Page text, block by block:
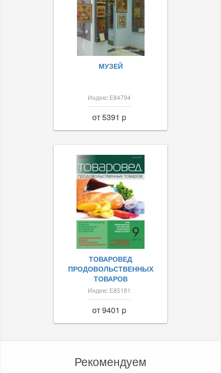
МУЗЕЙ
Индекс Е84794
от 5391 p
ТОВАРОВЕД
ПРОДОВОЛЬСТВЕННЫХ
ТОВАРОВ
Индекс Е85181
от 9401 p
Рекомендуем